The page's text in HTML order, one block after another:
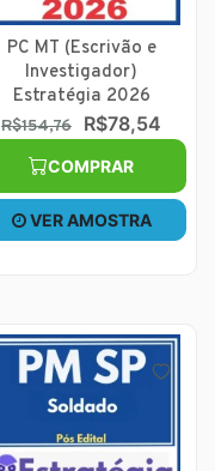
PC MT (Escrivão e
Investigador)
Estratégia 2026
R$154,76 R$78,54
COMPRAR
VER AMOSTRA